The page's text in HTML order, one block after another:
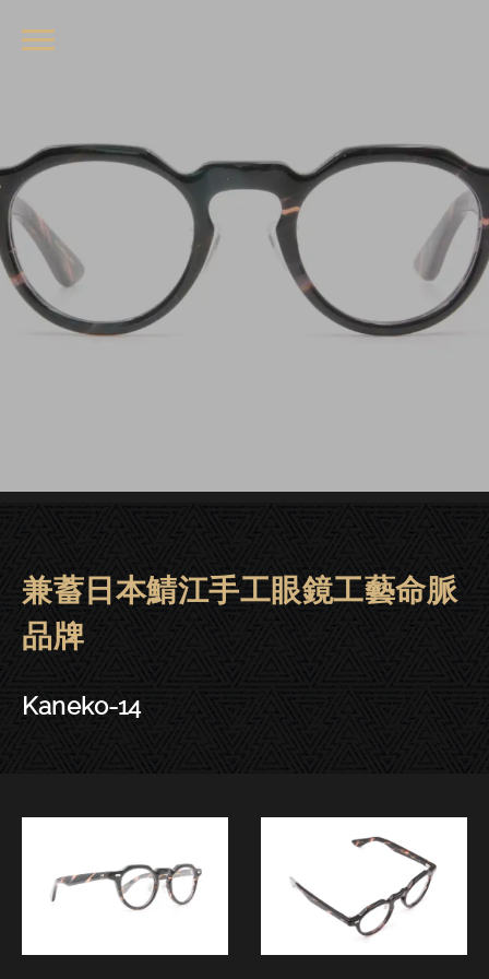
金子眼鏡 | 大安．東門－Kaneko-
兼蓄日本鯖江手工眼鏡工藝命脈
品牌
Kaneko-14